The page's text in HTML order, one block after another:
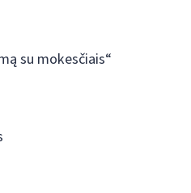
su mokesčiais“